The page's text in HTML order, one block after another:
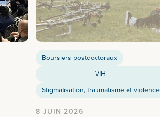
Boursiers postdoctoraux
VIH
Stigmatisation, traumatisme et violence
8 JUIN 2026